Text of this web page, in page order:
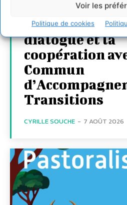
Voir les
Politique de cookies
Transformer
territoires par
dialogue et la
coopération
Commun
Transitions
CYRILLE SOUCHE - 7 AOÛT 2026